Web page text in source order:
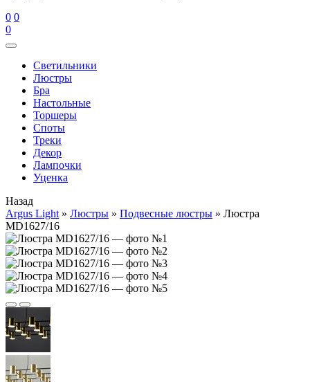
0 0
0
Cветильники
Люстры
Бра
Настольные
Торшеры
Споты
Треки
Декор
Лампочки
Уценка
Назад
Argus Light » Люстры » Подвесные люстры » Люстра
MD1627/16